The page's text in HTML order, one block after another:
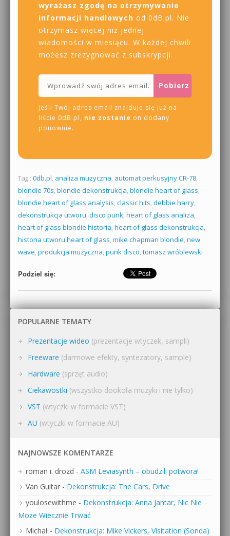
wyrażasz zgodę na otrzymywanie
informacji handlowych od 0dB.pl. Nie
otrzymasz więcej niż jednej
wiadomości w miesiącu. W każdej chwili
możesz zrezygnować z subskrypcji.
Jeśli Twój adres email znajduje się już na
liście 0dB.pl, nie zostanie on dodany
ponownie.
Tagi: 0db.pl, analiza muzyczna, automat perkusyjny CR-78,
blondie 70s, blondie dekonstrukcja, blondie heart of glass,
blondie heart of glass analysis, classic hits, debbie harry,
dekonstrukcja utworu, disco punk, heart of glass analiza,
heart of glass blondie historia, heart of glass dekonstrukcja,
historia utworu heart of glass, mike chapman blondie, new
wave, produkcja muzyczna, punk disco, tomasz wróblewski
Podziel się:
POPULARNE TEMATY
Prezentacje wideo (prezentacje wtyczek, sampli)
Freeware (darmowe efekty, syntezatory, sample)
Hardware (sprzęt audio)
Ciekawostki (wszystko dookoła muzyki i nie tylko)
VST (wtyczki w formacie VST)
AU (wtyczki w formacie AU)
NAJNOWSZE KOMENTARZE
roman i. drozd - ASM Leviasynth – obudzili potwora!
Van Guitar - Dekonstrukcja: The Cars, Drive
youlosewithme - Dekonstrukcja: Anna Jantar, Nic Nie
Może Wiecznie Trwać
Michał - Dekonstrukcja: Mike Vickers, Visitation (Sonda)